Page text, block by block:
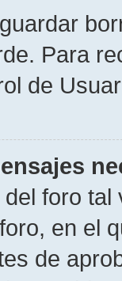
Para
de
foro
en el
de